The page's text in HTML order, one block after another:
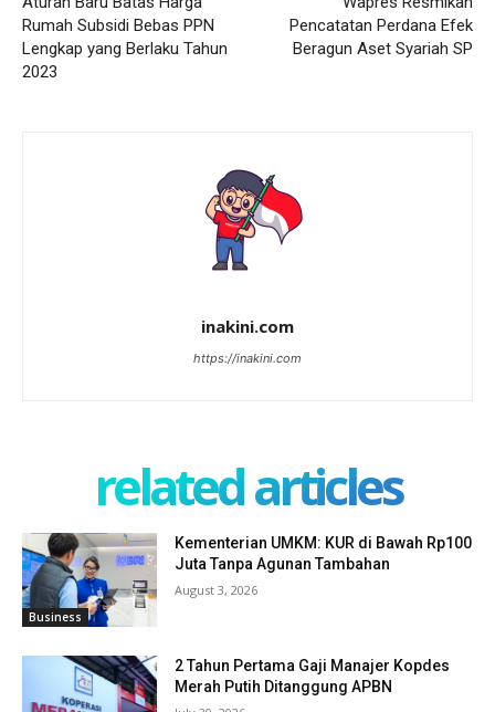
Rumah Subsidi Bebas PPN
Lengkap yang Berlaku Tahun
2023
Pencatatan Perdana Efek
Beragun Aset Syariah SP
inakini.com
https://inakini.com
related articles
Business
Kementerian UMKM: KUR di Bawah Rp100
Juta Tanpa Agunan Tambahan
August 3, 2026
2 Tahun Pertama Gaji Manajer Kopdes
Merah Putih Ditanggung APBN